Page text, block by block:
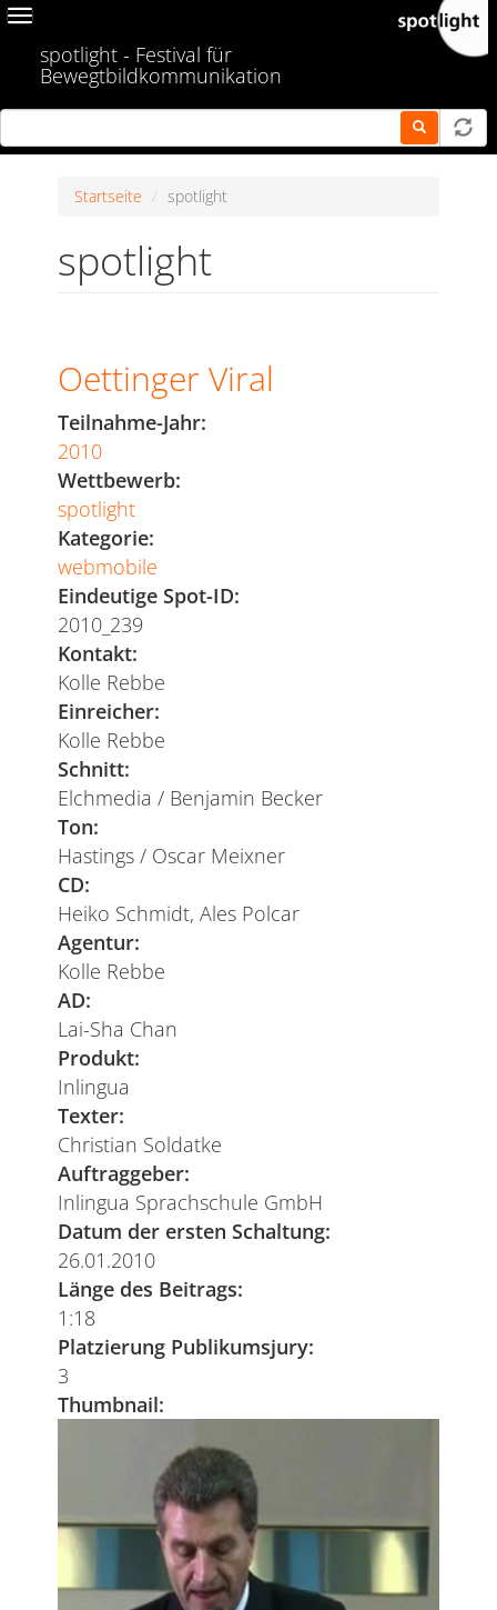
Skip
content
Toggle
spotlight - Festival für
Bewegtbildkommunikation
Startseite spotlight
spotlight
Oettinger Viral
Teilnahme-Jahr:
2010
Wettbewerb:
spotlight
Kategorie:
webmobile
Eindeutige Spot-ID:
2010_239
Kontakt:
Kolle Rebbe
Einreicher:
Kolle Rebbe
Schnitt:
Elchmedia / Benjamin Becker
Ton:
Hastings / Oscar Meixner
CD:
Heiko Schmidt, Ales Polcar
Agentur:
Kolle Rebbe
AD:
Lai-Sha Chan
Produkt:
Inlingua
Texter:
Christian Soldatke
Auftraggeber:
Inlingua Sprachschule GmbH
Datum der ersten Schaltung:
26.01.2010
Länge des Beitrags:
1:18
Platzierung Publikumsjury:
3
Thumbnail: